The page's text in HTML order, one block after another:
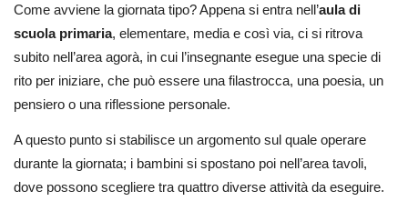
Come avviene la giornata tipo? Appena si entra nell’aula di
scuola primaria, elementare, media e così via, ci si ritrova
subito nell’area agorà, in cui l’insegnante esegue una specie di
rito per iniziare, che può essere una filastrocca, una poesia, un
pensiero o una riflessione personale.
A questo punto si stabilisce un argomento sul quale operare
durante la giornata; i bambini si spostano poi nell’area tavoli,
dove possono scegliere tra quattro diverse attività da eseguire.